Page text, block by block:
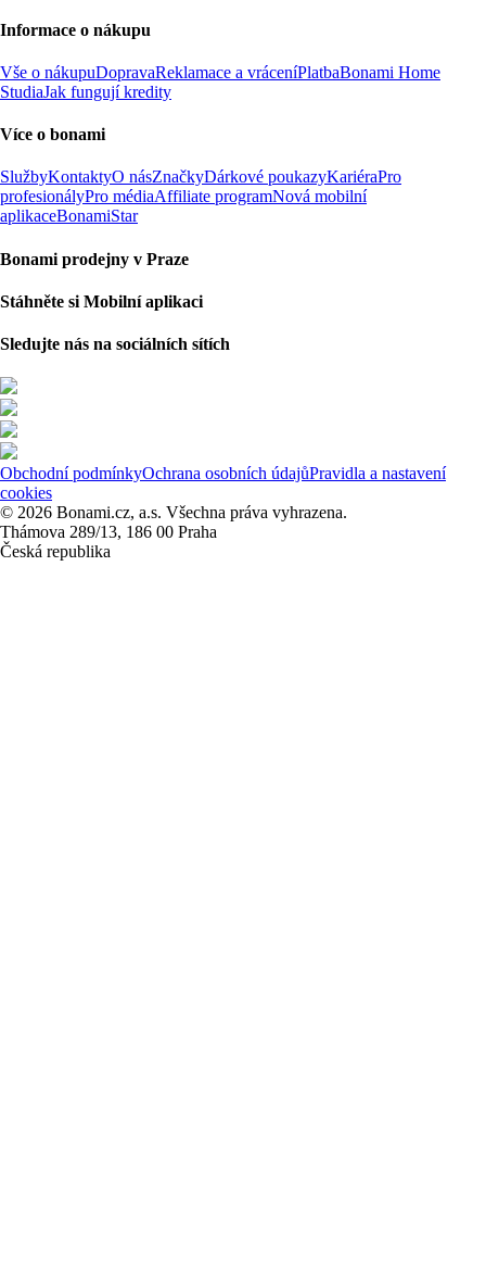
Informace o nákupu
Vše o nákupuDopravaReklamace a vráceníPlatbaBonami Home
StudiaJak fungují kredity
Více o bonami
SlužbyKontaktyO násZnačkyDárkové poukazyKariéraPro
profesionályPro médiaAffiliate programNová mobilní
aplikaceBonamiStar
Bonami prodejny v Praze
Stáhněte si Mobilní aplikaci
Sledujte nás na sociálních sítích
Obchodní podmínkyOchrana osobních údajůPravidla a nastavení
cookies
© 2026 Bonami.cz, a.s. Všechna práva vyhrazena.
Thámova 289/13, 186 00 Praha
Česká republika